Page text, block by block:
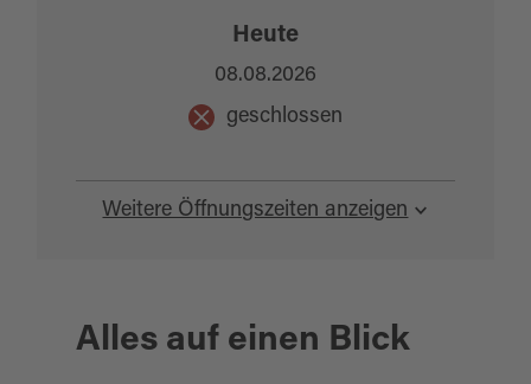
Weitere Öffnungszeiten anzeigen
Heute
08.08.2026
geschlossen
Alles auf einen Blick